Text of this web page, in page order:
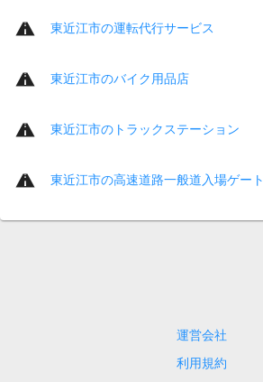
東近江市の運転代行サービス
東近江市のバイク用品店
東近江市のトラックステーション
東近江市の高速道路一般道入場ゲート
運営会社
利用規約